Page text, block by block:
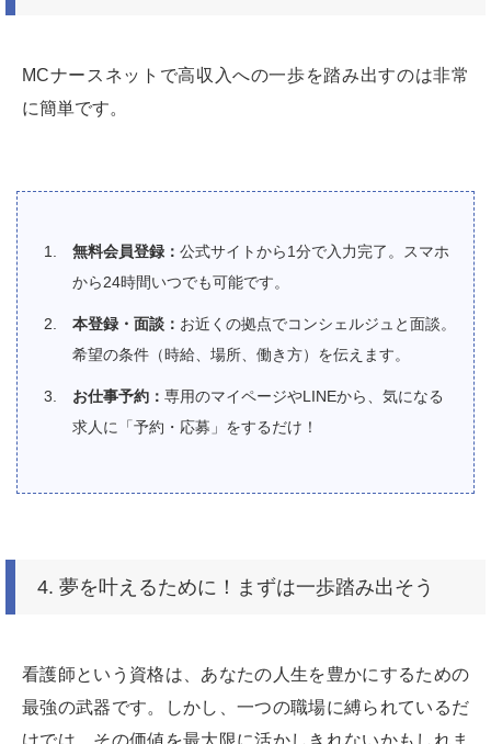
MCナースネットで高収入への一歩を踏み出すのは非常
に簡単です。
無料会員登録： 公式サイトから1分で入力完了。スマホ
から24時間いつでも可能です。
本登録・面談： お近くの拠点でコンシェルジュと面談。
希望の条件（時給、場所、働き方）を伝えます。
お仕事予約： 専用のマイページやLINEから、気になる
求人に「予約・応募」をするだけ！
4. 夢を叶えるために！まずは一歩踏み出そう
看護師という資格は、あなたの人生を豊かにするための
最強の武器です。しかし、一つの職場に縛られているだ
けでは、その価値を最大限に活かしきれないかもしれま